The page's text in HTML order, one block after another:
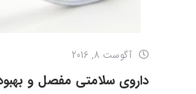
آگوست 8, 2016
داروی سلامتی مفصل و